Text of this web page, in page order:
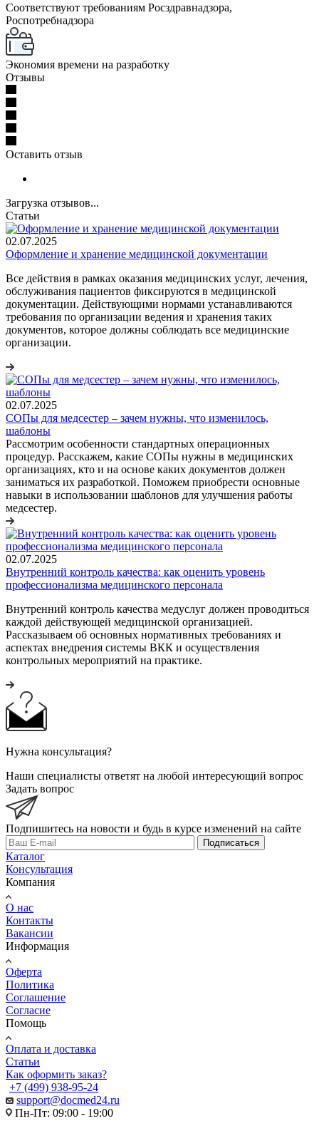
Соответствуют требованиям Росздравнадзора,
Роспотребнадзора
Экономия времени на разработку
Отзывы
Оставить отзыв
Загрузка отзывов...
Статьи
02.07.2025
Оформление и хранение медицинской документации
Все действия в рамках оказания медицинских услуг, лечения,
обслуживания пациентов фиксируются в медицинской
документации. Действующими нормами устанавливаются
требования по организации ведения и хранения таких
документов, которое должны соблюдать все медицинские
организации.
02.07.2025
СОПы для медсестер – зачем нужны, что изменилось,
шаблоны
Рассмотрим особенности стандартных операционных
процедур. Расскажем, какие СОПы нужны в медицинских
организациях, кто и на основе каких документов должен
заниматься их разработкой. Поможем приобрести основные
навыки в использовании шаблонов для улучшения работы
медсестер.
02.07.2025
Внутренний контроль качества: как оценить уровень
профессионализма медицинского персонала
Внутренний контроль качества медуслуг должен проводиться
каждой действующей медицинской организацией.
Рассказываем об основных нормативных требованиях и
аспектах внедрения системы ВКК и осуществления
контрольных мероприятий на практике.
Нужна консультация?
Наши специалисты ответят на любой интересующий вопрос
Задать вопрос
Подпишитесь на новости и будь в курсе изменений на сайте
Подписаться
Каталог
Консультация
Компания
О нас
Контакты
Вакансии
Информация
Оферта
Политика
Соглашение
Согласие
Помощь
Оплата и доставка
Статьи
Как оформить заказ?
+7 (499) 938-95-24
support@docmed24.ru
Пн-Пт: 09:00 - 19:00